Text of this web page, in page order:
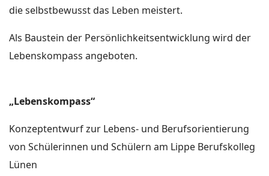
die selbstbewusst das Leben meistert.
Als Baustein der Persönlichkeitsentwicklung wird der
Lebenskompass angeboten.
„Lebenskompass“
Konzeptentwurf zur Lebens- und Berufsorientierung
von Schülerinnen und Schülern am Lippe Berufskolleg
Lünen